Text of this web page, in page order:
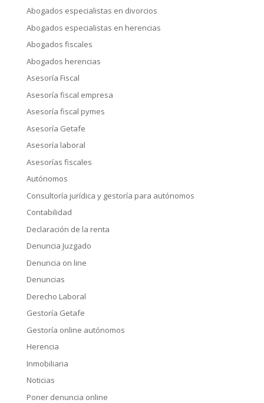
Abogados especialistas en divorcios
Abogados especialistas en herencias
Abogados fiscales
Abogados herencias
Asesoría Fiscal
Asesoría fiscal empresa
Asesoría fiscal pymes
Asesoría Getafe
Asesoría laboral
Asesorías fiscales
Autónomos
Consultoría jurídica y gestoría para autónomos
Contabilidad
Declaración de la renta
Denuncia Juzgado
Denuncia on line
Denuncias
Derecho Laboral
Gestoría Getafe
Gestoría online autónomos
Herencia
Inmobiliaria
Noticias
Poner denuncia online